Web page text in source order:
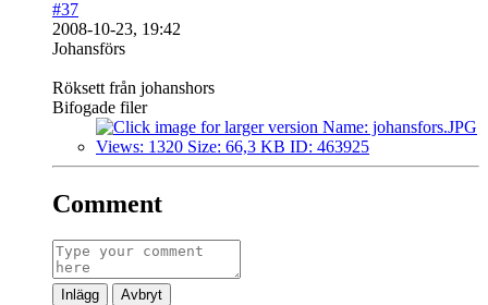
#37
2008-10-23, 19:42
Johansförs
Röksett från johanshors
Bifogade filer
Comment
Inlägg Avbryt